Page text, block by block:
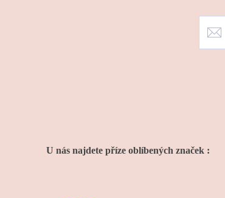
U nás najdete příze oblíbených značek :